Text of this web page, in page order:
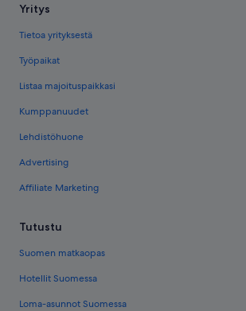
Yritys
Tietoa yrityksestä
Työpaikat
Listaa majoituspaikkasi
Kumppanuudet
Lehdistöhuone
Advertising
Affiliate Marketing
Tutustu
Suomen matkaopas
Hotellit Suomessa
Loma-asunnot Suomessa